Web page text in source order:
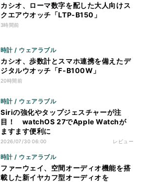
カシオ、ローマ数字を配した大人向けス
クエアウオッチ「LTP-B150」
3時間前
時計 / ウェアラブル
カシオ、歩数計とスマホ連携を備えたデ
ジタルウオッチ「F-B100W」
20時間前
時計 / ウェアラブル
Siriの強化やタップジェスチャーが注
目！ watchOS 27でApple Watchが
ますます便利に
2026/07/30 06:00 レビュー
時計 / ウェアラブル
ファーウェイ、空間オーディオ機能を搭
載した新イヤカフ型オーディオを